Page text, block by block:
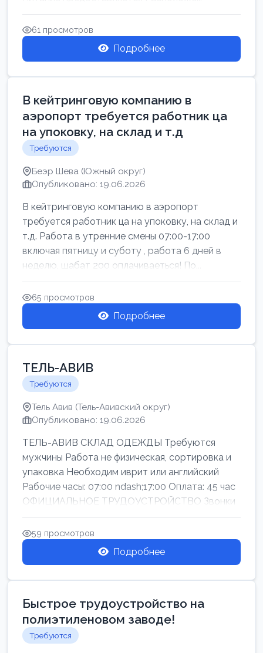
61 просмотров
Подробнее
В кейтринговую компанию в
аэропорт требуется работник ца
на упоковку, на склад и т.д
Требуются
Беэр Шева (Южный округ)
Опубликовано: 19.06.2026
В кейтринговую компанию в аэропорт
требуется работник ца на упоковку, на склад и
т.д. Работа в утренние смены 07:00-17:00
включая пятницу и суботу , работа 6 дней в
неделю, шабат 200 оплачиваеться! По...
65 просмотров
Подробнее
ТЕЛЬ-АВИВ
Требуются
Тель Авив (Тель-Авивский округ)
Опубликовано: 19.06.2026
ТЕЛЬ-АВИВ СКЛАД ОДЕЖДЫ Требуются
мужчины Работа не физическая, сортировка и
упаковка Необходим иврит или английский
Рабочие часы: 07:00 ndash;17:00 Оплата: 45 час
ОФИЦИАЛЬНОЕ ТРУДОУСТРОЙСТВО Звонки
59 просмотров
Подробнее
Быстрое трудоустройство на
полиэтиленовом заводе!
Требуются